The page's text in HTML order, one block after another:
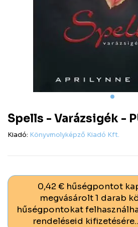
Spells - Varázsigék -
Kiadó: Könyvmolyképző Kiadó Kft.
0,42 € hűségpontot
megvásárolt 1 darab
hűségpontokat
rendeléseid